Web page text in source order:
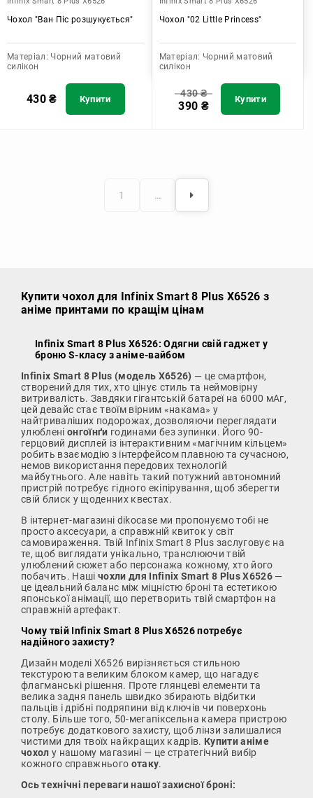
Чохол "Ван Піс розшукується"
Матеріал: Чорний матовий
силікон
430₴ Купити
Чохол "02 Little Princess"
Матеріал: Чорний матовий
силікон
430₴
390 ₴ Купити
1 …
Купити чохол для Infinix Smart 8 Plus X6526 з
аніме принтами по кращім цінам
Infinix Smart 8 Plus X6526: Одягни свій гаджет у
броню S-класу з аніме-вайбом
Infinix Smart 8 Plus (модель X6526) — це смартфон,
створений для тих, хто цінує стиль та неймовірну
витривалість. Завдяки гігантській батареї на 6000 мАг,
цей девайс стає твоїм вірним «накама» у
найтриваліших подорожах, дозволяючи переглядати
улюблені онгоїнґи годинами без зупинки. Його 90-
герцовий дисплей із інтерактивним «магічним кільцем»
робить взаємодію з інтерфейсом плавною та сучасною,
немов використання передових технологій
майбутнього. Але навіть такий потужний автономний
пристрій потребує гідного екіпірування, щоб зберегти
свій блиск у щоденних квестах.
В інтернет-магазині dikocase ми пропонуємо тобі не
просто аксесуари, а справжній квиток у світ
самовираження. Твій Infinix Smart 8 Plus заслуговує на
те, щоб виглядати унікально, транслюючи твій
улюблений сюжет або персонажа кожному, хто його
побачить. Нашічохли для Infinix Smart 8 Plus X6526 —
це ідеальний баланс між міцністю броні та естетикою
японської анімації, що перетворить твій смартфон на
справжній артефакт.
Чому твій Infinix Smart 8 Plus X6526 потребує
надійного захисту?
Дизайн моделі X6526 вирізняється стильною
текстурою та великим блоком камер, що нагадує
флагманські рішення. Проте глянцеві елементи та
велика задня панель швидко збирають відбитки
пальців і дрібні подряпини від ключів чи поверхонь
столу. Більше того, 50-мегапіксельна камера пристрою
потребує додаткового захисту, щоб лінзи залишалися
чистими для твоїх найкращих кадрів. Купити аніме
чохол у нашому магазині — це стратегічний вибір
кожного справжнього отаку.
Ось технічні переваги нашої захисної броні: